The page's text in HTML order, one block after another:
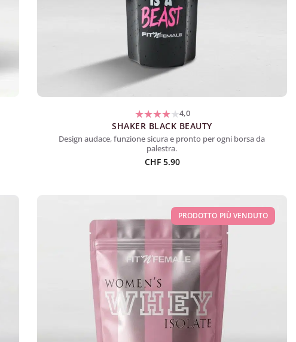
4,0
SHAKER BLACK BEAUTY
Design audace, funzione sicura e pronto per ogni borsa da
palestra.
CHF5.90
PRODOTTO PIÙ VENDUTO